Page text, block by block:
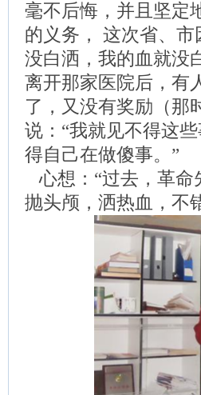
毫不后悔，并且坚定
的义务， 这次省、
没白洒，我的血就没
离开那家医院后，有
了，又没有奖励（那
说：“我就见不得这
得自己在做傻事。”
心想：“过去，革命
抛头颅，洒热血，不